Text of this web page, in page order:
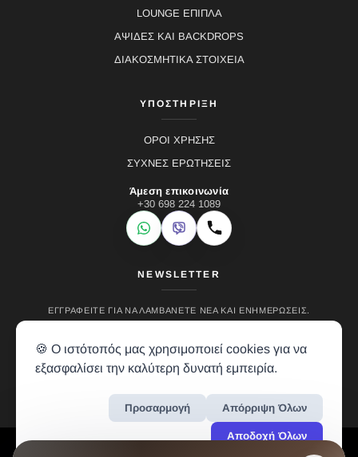
LOUNGE ΕΠΙΠΛΑ
ΑΨΙΔΕΣ ΚΑΙ BACKDROPS
ΔΙΑΚΟΣΜΗΤΙΚΑ ΣΤΟΙΧΕΙΑ
ΥΠΟΣΤΗΡΙΞΗ
ΟΡΟΙ ΧΡΗΣΗΣ
ΣΥΧΝΕΣ ΕΡΩΤΗΣΕΙΣ
Άμεση επικοινωνία
+30 698 224 1089
WhatsApp
Viber Κλήση
NEWSLETTER
ΕΓΓΡΑΦΕΊΤΕ ΓΙΑ ΝΑ ΛΑΜΒΆΝΕΤΕ ΝΈΑ ΚΑΙ ΕΝΗΜΕΡΏΣΕΙΣ.
🍪 Ο ιστότοπός μας χρησιμοποιεί cookies για να
εξασφαλίσει την καλύτερη δυνατή εμπειρία.
Προσαρμογή Απόρριψη Όλων
Αποδοχή Όλων